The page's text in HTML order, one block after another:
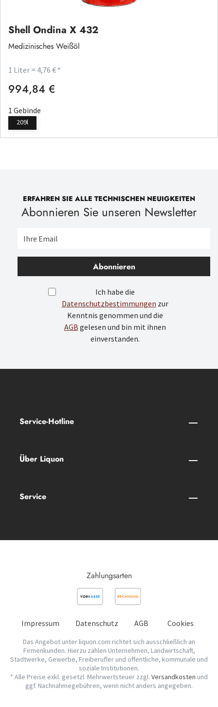
Shell Ondina X 432
Medizinisches Weißöl
1 Liter = 4,76 € *
Regulärer Preis:
994,84 €
1 Gebinde
209l
ERFAHREN SIE ALLE TECHNISCHEN NEUIGKEITEN
Abonnieren Sie unseren Newsletter
Abonnieren
Ich habe die
Datenschutzbestimmungen zur
Kenntnis genommen und die
AGB gelesen und bin mit ihnen
einverstanden.
Service-Hotline
Über Liquon
Service
Zahlungsarten
Impressum Datenschutz AGB Cookies
Das Angebot unter liquon.com richtet sich ausschließlich an
Firmenkunden. Hierzu zählen Unternehmen, Landwirtschaft,
Stadtwerke, Gewerbe, Freiberufler und öffentliche, kommunale und
soziale Institutionen.
* Alle Preise exkl. gesetzl. Mehrwertsteuer zzgl. Versandkosten und
ggf. Nachnahmegebühren, wenn nicht anders angegeben.